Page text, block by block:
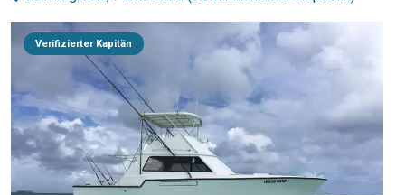
Verifizierter Kapitän